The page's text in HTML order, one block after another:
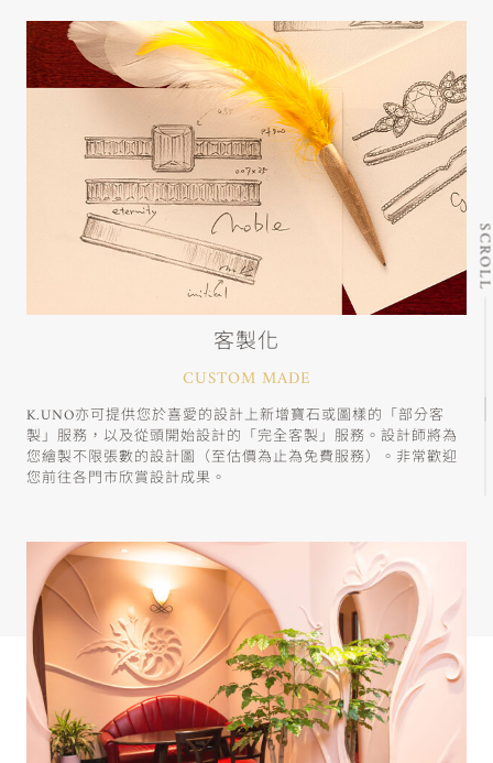
客製化
CUSTOM MADE
K.UNO亦可提供您於喜愛的設計上新增寶石或圖樣的「部分客
製」服務，以及從頭開始設計的「完全客製」服務。設計師將為
您繪製不限張數的設計圖（至估價為止為免費服務）。非常歡迎
您前往各門市欣賞設計成果。